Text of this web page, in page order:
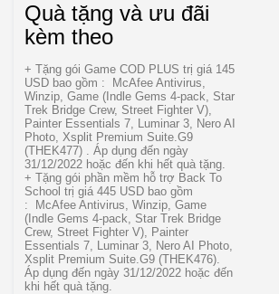
Quà tặng và ưu đãi
kèm theo
+ Tặng gói Game COD PLUS trị giá 145
USD bao gồm : McAfee Antivirus,
Winzip, Game (Indle Gems 4-pack, Star
Trek Bridge Crew, Street Fighter V),
Painter Essentials 7, Luminar 3, Nero AI
Photo, Xsplit Premium Suite.G9
(THEK477) . Áp dụng đến ngày
31/12/2022 hoặc đến khi hết quà tặng.
+ Tặng gói phần mềm hỗ trợ Back To
School trị giá 445 USD bao gồm
: McAfee Antivirus, Winzip, Game
(Indle Gems 4-pack, Star Trek Bridge
Crew, Street Fighter V), Painter
Essentials 7, Luminar 3, Nero AI Photo,
Xsplit Premium Suite.G9 (THEK476).
Áp dụng đến ngày 31/12/2022 hoặc đến
khi hết quà tặng.